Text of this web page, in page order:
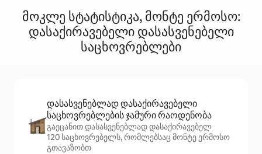
მოკლე სტატისტიკა, მონტე ერმოსო:
დასაქირავებელი დასასვენებელი
საცხოვრებლები
დასასვენებლად დასაქირავებელი
საცხოვრებლების ჯამური რაოდენობა
გაეცანით დასასვენებლად დასაქირავებელ
120 საცხოვრებელს, რომლებსაც მონტე ერმოსო
გთავაზობთ